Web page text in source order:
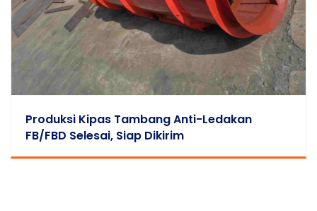
Produksi Kipas Tambang Anti-Ledakan
FB/FBD Selesai, Siap Dikirim